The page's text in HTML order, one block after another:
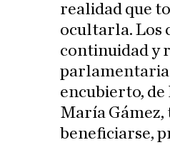
realidad que
ocultarla. Los
continuidad y
parlamentaria
encubierto,
María Gámez,
beneficiarse,